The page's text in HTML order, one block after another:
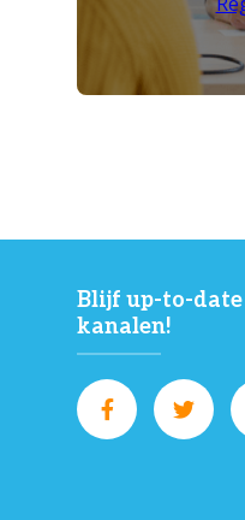
Blijf up-to-date
kanalen!